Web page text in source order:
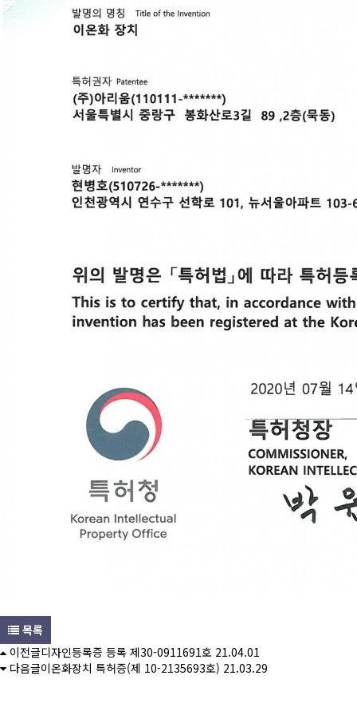
목록
이전글디자인등록증 등록 제30-0911691호 21.04.01
다음글이온화장치 특허증(제 10-2135693호) 21.03.29